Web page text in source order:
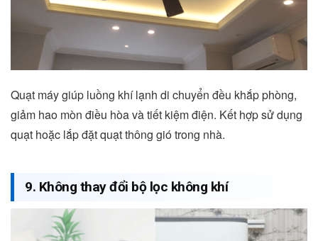
Quạt máy giúp luồng khí lạnh di chuyển đều khắp phòng,
giảm hao mòn điều hòa và tiết kiệm điện. Kết hợp sử dụng
quạt hoặc lắp đặt quạt thông gió trong nhà.
9. Không thay đổi bộ lọc không khí